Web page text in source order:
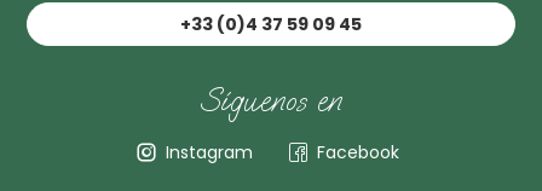
+33 (0)4 37 59 09 45
Síguenos en
Instagram Facebook